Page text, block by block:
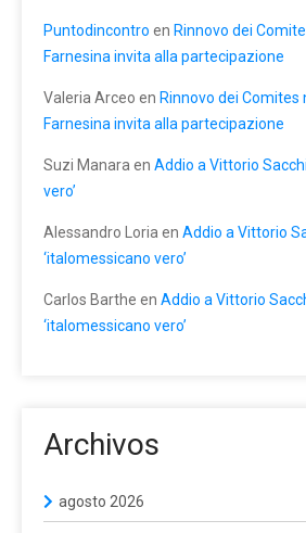
Puntodincontro en Rinnovo dei
Farnesina invita alla partecipazione
Valeria Arceo en Rinnovo dei Comites
Farnesina invita alla partecipazione
Suzi Manara en Addio a Vittorio
vero’
Alessandro Loria en Addio a Vittorio
‘italomessicano vero’
Carlos Barthe en Addio a Vittorio
‘italomessicano vero’
Archivos
agosto 2026